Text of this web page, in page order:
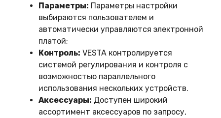
Параметры: Параметры настройки
выбираются пользователем и
автоматически управляются электронной
платой;
Контроль: VESTA контролируется
системой регулирования и контроля с
возможностью параллельного
использования нескольких устройств.
Аксессуары: Доступен широкий
ассортимент аксессуаров по запросу,